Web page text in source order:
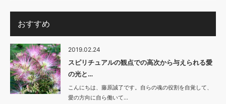
おすすめ
2019.02.24
スピリチュアルの観点での高次から与えられる愛
の光と…
こんにちは、藤原誠了です。自らの魂の役割を自覚して、
愛の方向に自ら働いて…